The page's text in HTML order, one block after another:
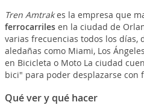
Tren Amtrakes la empresa que
ferrocarriles en la ciudad de
varias frecuencias todos los días,
aledañas como Miami, Los
en Bicicleta o Moto La ciudad
bici" para poder desplazarse con
Qué ver y qué hacer